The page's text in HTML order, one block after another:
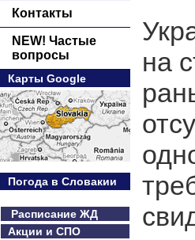
Контакты
NEW! Частые
вопросы
Карты Google
Погода в Словакии
Расписание ЖД
Акции и СПО
на